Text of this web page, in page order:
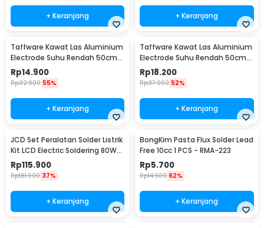
+ Keranjang + Keranjang
Taffware Kawat Las Aluminium
Electrode Suhu Rendah 50cm
20 PCS 1.6mm - M127271
Rp14.900
Rp32.900 55%
+ Keranjang
Taffware Kawat Las Aluminium
Electrode Suhu Rendah 50cm
20 PCS 2.0mm - M127271
Rp18.200
Rp37.900 52%
+ Keranjang
JCD Set Peralatan Solder Listrik
Kit LCD Electric Soldering 80W
220V - CS-908S A
Rp115.900
Rp181.900 37%
+ Keranjang
BongKim Pasta Flux Solder Lead
Free 10cc 1 PCS - RMA-223
Rp5.700
Rp14.900 62%
+ Keranjang